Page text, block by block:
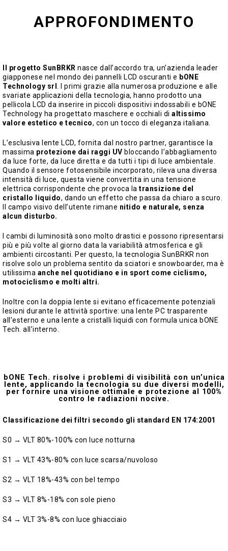
APPROFONDIMENTO
Il progetto SunBRKR nasce dall’accordo tra, un’azienda leader
giapponese nel mondo dei pannelli LCD oscuranti e bONE
Technology srl
. I primi grazie alla numerosa produzione e alle
svariate applicazioni della tecnologia, hanno prodotto una
pellicola LCD da inserire in piccoli dispositivi indossabili e bONE
Technology ha progettato maschere e occhiali di altissimo
valore estetico e tecnico, con un tocco di eleganza italiana.
L’esclusiva lente LCD, fornita dal nostro partner, garantisce la
massima protezione dai raggi UV bloccando l’abbagliamento
da luce forte, da luce diretta e da tutti i tipi di luce ambientale.
Quando il sensore fotosensibile incorporato, rileva una diversa
intensità di luce, questa viene convertita in una tensione
elettrica corrispondente che provoca la transizione del
cristallo liquido, dando un effetto che passa da chiaro a scuro.
Il campo visivo dell’utente rimane nitido e naturale, senza
alcun disturbo.
I cambi di luminosità sono molto drastici e possono ripresentarsi
più e più volte al giorno data la variabilità atmosferica e gli
ambienti circostanti. Per questo, la tecnologia SunBRKR non
risolve solo un problema sentito da sciatori e snowboarder, ma è
utilissima anche nel quotidiano e in sport come ciclismo,
motociclismo e molti altri.
Inoltre con la doppia lente si evitano efficacemente potenziali
lesioni durante le attività sportive: una lente PC trasparente
all’esterno e una lente a cristalli liquidi con formula unica bONE
Tech. all’interno.
bONE Tech. risolve i problemi di visibilità con un’unica
lente, applicando la tecnologia su due diversi modelli,
per fornire una visione ottimale e protezione al 100%
contro le radiazioni nocive.
Classificazione dei filtri secondo gli standard EN 174:2001
S0 → VLT 80%-100% con luce notturna
S1 → VLT 43%-80% con luce scarsa/nuvoloso
S2 → VLT 18%-43% con bel tempo
S3 → VLT 8%-18% con sole pieno
S4 → VLT 3%-8% con luce ghiacciaio